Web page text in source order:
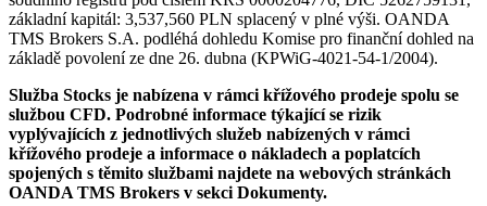
základní kapitál: 3,537,560 PLN splacený v plné výši. OANDA
TMS Brokers S.A. podléhá dohledu Komise pro finanční dohled na
základě povolení ze dne 26. dubna (KPWiG-4021-54-1/2004).
Služba Stocks je nabízena v rámci křížového prodeje spolu se
službou CFD. Podrobné informace týkající se rizik
vyplývajících z jednotlivých služeb nabízených v rámci
křížového prodeje a informace o nákladech a poplatcích
spojených s těmito službami najdete na webových stránkách
OANDA TMS Brokers v sekci Dokumenty.